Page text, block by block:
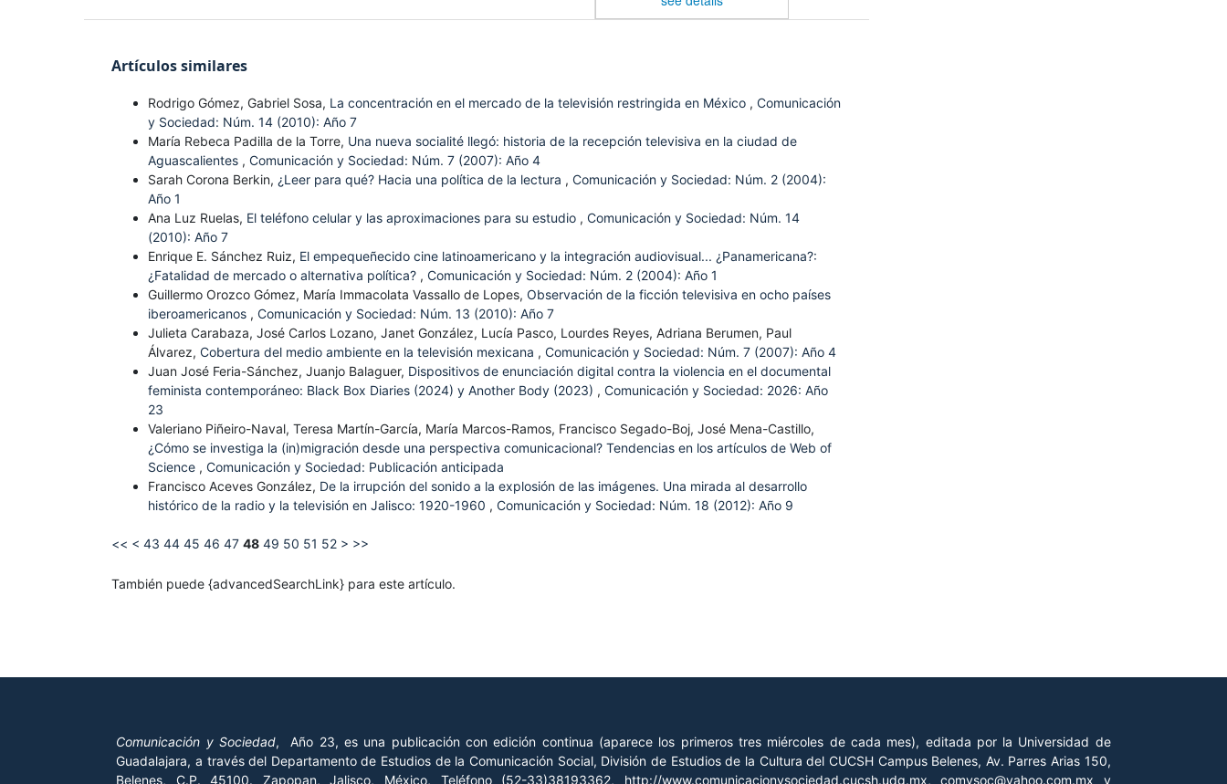
Artículos similares
Rodrigo Gómez, Gabriel Sosa, La concentración en el mercado de la televisión restringida en México , Comunicación
y Sociedad: Núm. 14 (2010): Año 7
María Rebeca Padilla de la Torre, Una nueva socialité llegó: historia de la recepción televisiva en la ciudad de
Aguascalientes , Comunicación y Sociedad: Núm. 7 (2007): Año 4
Sarah Corona Berkin, ¿Leer para qué? Hacia una política de la lectura , Comunicación y Sociedad: Núm. 2 (2004):
Año 1
Ana Luz Ruelas, El teléfono celular y las aproximaciones para su estudio , Comunicación y Sociedad: Núm. 14
(2010): Año 7
Enrique E. Sánchez Ruiz, El empequeñecido cine latinoamericano y la integración audiovisual... ¿Panamericana?:
¿Fatalidad de mercado o alternativa política? , Comunicación y Sociedad: Núm. 2 (2004): Año 1
Guillermo Orozco Gómez, María Immacolata Vassallo de Lopes, Observación de la ficción televisiva en ocho países
iberoamericanos , Comunicación y Sociedad: Núm. 13 (2010): Año 7
Julieta Carabaza, José Carlos Lozano, Janet González, Lucía Pasco, Lourdes Reyes, Adriana Berumen, Paul
Álvarez, Cobertura del medio ambiente en la televisión mexicana , Comunicación y Sociedad: Núm. 7 (2007): Año 4
Juan José Feria-Sánchez, Juanjo Balaguer, Dispositivos de enunciación digital contra la violencia en el documental
feminista contemporáneo: Black Box Diaries (2024) y Another Body (2023) , Comunicación y Sociedad: 2026: Año
23
Valeriano Piñeiro-Naval, Teresa Martín-García, María Marcos-Ramos, Francisco Segado-Boj, José Mena-Castillo,
¿Cómo se investiga la (in)migración desde una perspectiva comunicacional? Tendencias en los artículos de Web of
Science , Comunicación y Sociedad: Publicación anticipada
Francisco Aceves González, De la irrupción del sonido a la explosión de las imágenes. Una mirada al desarrollo
histórico de la radio y la televisión en Jalisco: 1920-1960 , Comunicación y Sociedad: Núm. 18 (2012): Año 9
<< < 43 44 45 46 47 48 49 50 51 52 > >>
También puede {advancedSearchLink} para este artículo.
Comunicación y Sociedad, Año 23, es una publicación con edición continua (aparece los primeros tres miércoles de cada mes), editada por la Universidad de
Guadalajara, a través del Departamento de Estudios de la Comunicación Social, División de Estudios de la Cultura del CUCSH Campus Belenes, Av. Parres Arias 150,
Belenes, C.P. 45100. Zapopan, Jalisco, México, Teléfono (52-33)38193362, http://www.comunicacionysociedad.cucsh.udg.mx, comysoc@yahoo.com.mx y